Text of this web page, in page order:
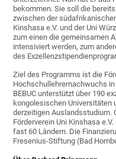
bekommen. Sie soll die
zwischen der
Kinshasa e.V. und der Uni
zum einen die gemeinsamen
intensiviert werden, zum
des
Ziel des Programms ist die
Hochschullehrernachwuchs
BEBUC unterstützt über 190
kongolesischen Universitäten
derzeitigen Auslandsstudium.
Förderverein Uni Kinshasa
fast 60 Ländern. Die
Fresenius-Stiftung (Bad